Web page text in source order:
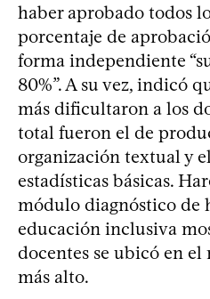
haber aprobado todos
porcentaje de
forma independiente
80%”. A su vez, indicó
más dificultaron a los
total fueron el de
organización textual y
estadísticas básicas.
módulo diagnóstico de
educación inclusiva
docentes se ubicó en
más alto.